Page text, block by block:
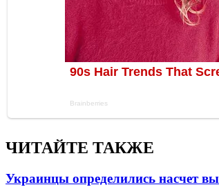
ЧИТАЙТЕ ТАКЖЕ
Украинцы определились насчет